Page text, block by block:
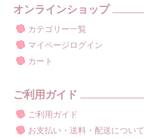
オンラインショップ
カテゴリー一覧
マイページログイン
カート
ご利用ガイド
ご利用ガイド
お支払い・送料・配送について